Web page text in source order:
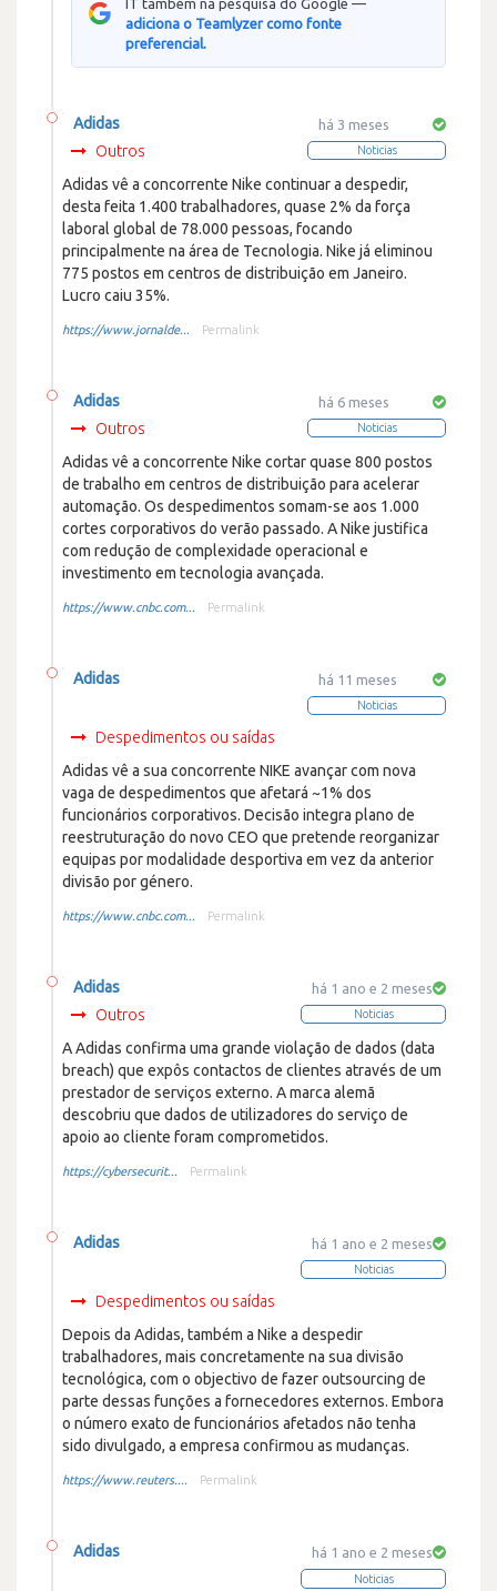
IT também na pesquisa do Google —
adiciona o Teamlyzer como fonte
preferencial.
há 3 meses
Noticias
Adidas
Outros
Adidas vê a concorrente Nike continuar a despedir,
desta feita 1.400 trabalhadores, quase 2% da força
laboral global de 78.000 pessoas, focando
principalmente na área de Tecnologia. Nike já eliminou
775 postos em centros de distribuição em Janeiro.
Lucro caiu 35%.
https://www.jornalde... Permalink
há 6 meses
Noticias
Adidas
Outros
Adidas vê a concorrente Nike cortar quase 800 postos
de trabalho em centros de distribuição para acelerar
automação. Os despedimentos somam-se aos 1.000
cortes corporativos do verão passado. A Nike justifica
com redução de complexidade operacional e
investimento em tecnologia avançada.
https://www.cnbc.com... Permalink
há 11 meses
Noticias
Adidas
Despedimentos ou saídas
Adidas vê a sua concorrente NIKE avançar com nova
vaga de despedimentos que afetará ~1% dos
funcionários corporativos. Decisão integra plano de
reestruturação do novo CEO que pretende reorganizar
equipas por modalidade desportiva em vez da anterior
divisão por género.
https://www.cnbc.com... Permalink
há 1 ano e 2 meses
Noticias
Adidas
Outros
A Adidas confirma uma grande violação de dados (data
breach) que expôs contactos de clientes através de um
prestador de serviços externo. A marca alemã
descobriu que dados de utilizadores do serviço de
apoio ao cliente foram comprometidos.
https://cybersecurit... Permalink
há 1 ano e 2 meses
Noticias
Adidas
Despedimentos ou saídas
Depois da Adidas, também a Nike a despedir
trabalhadores, mais concretamente na sua divisão
tecnológica, com o objectivo de fazer outsourcing de
parte dessas funções a fornecedores externos. Embora
o número exato de funcionários afetados não tenha
sido divulgado, a empresa confirmou as mudanças.
https://www.reuters.... Permalink
há 1 ano e 2 meses
Noticias
Adidas